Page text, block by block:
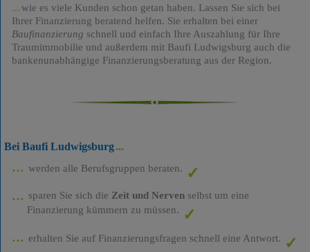
wie es viele Kunden schon getan haben. Lassen Sie sich bei
Ihrer Finanzierung beratend helfen. Sie erhalten bei einer
Baufinanzierung schnell und einfach Ihre Auszahlung für Ihre
Traumimmobilie und außerdem mit Baufi Ludwigsburg auch die
bankenunabhängige Finanzierungsberatung aus der Region.
Bei Baufi Ludwigsburg
werden alle Berufsgruppen beraten.
sparen Sie sich die Zeit und Nervenselbst um eine
Finanzierung kümmern zu müssen.
erhalten Sie auf Finanzierungsfragen schnell eine Antwort.